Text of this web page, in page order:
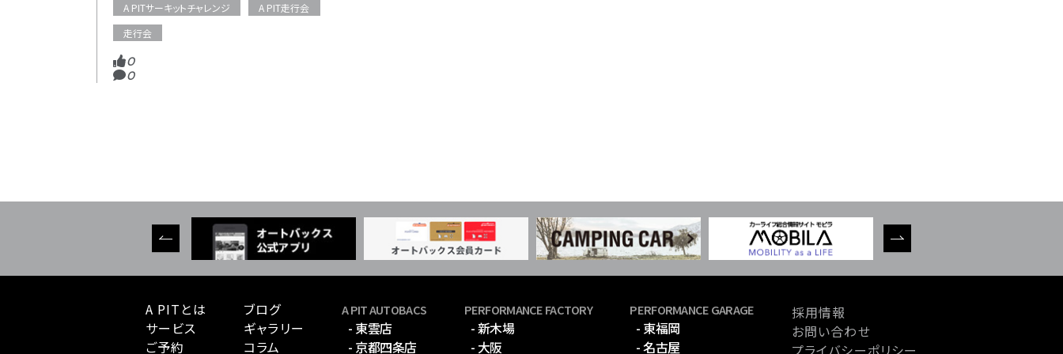
A PITサーキットチャレンジ
A PIT走行会
走行会
0
0
A PITとは
サービス
ご予約
ブログ
ギャラリー
コラム
A PIT AUTOBACS
- 東雲店
- 京都四条店
PERFORMANCE FACTORY
- 新木場
- 大阪
PERFORMANCE GARAGE
- 東福岡
- 名古屋
採用情報
お問い合わせ